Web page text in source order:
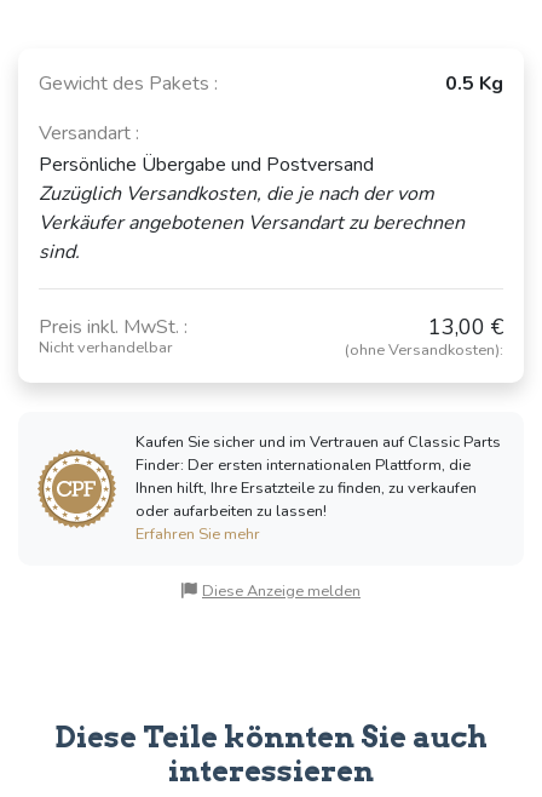
Gewicht des Pakets :
0.5 Kg
Versandart :
Persönliche Übergabe und Postversand
Zuzüglich Versandkosten, die je nach der vom
Verkäufer angebotenen Versandart zu berechnen
sind.
Preis inkl. MwSt. :
Nicht verhandelbar
13,00 €
(ohne Versandkosten):
Kaufen Sie sicher und im Vertrauen auf Classic Parts
Finder: Der ersten internationalen Plattform, die
Ihnen hilft, Ihre Ersatzteile zu finden, zu verkaufen
oder aufarbeiten zu lassen!
Erfahren Sie mehr
Diese Anzeige melden
Diese Teile könnten Sie auch
interessieren